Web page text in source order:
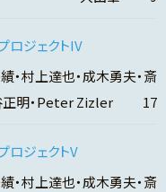
ロジェクトIV
・村上達也・成木勇夫・斎
谷正明・Peter Zizler 17
ロジェクトV
・村上達也・成木勇夫・斎